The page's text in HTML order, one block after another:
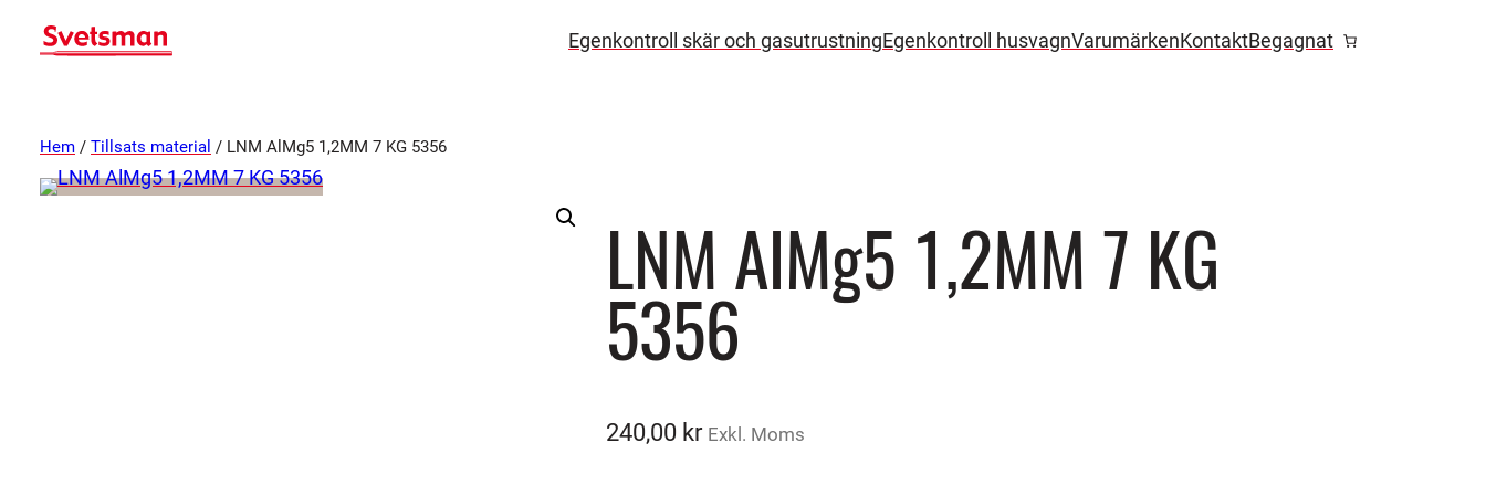
Egenkontroll skär och gasutrustningEgenkontroll husvagnVarumärkenKontaktBegagnat
Hem / Tillsats material / LNM AlMg5 1,2MM 7 KG 5356
LNM AlMg5 1,2MM 7 KG
5356
240,00 kr Exkl. Moms